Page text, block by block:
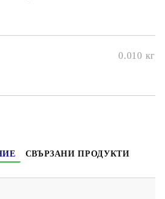
бутилки за вода, тетрадки,
8, манга ентусиаст или
колекция
0.010 кг
СВЪРЗАНИ ПРОДУКТИ